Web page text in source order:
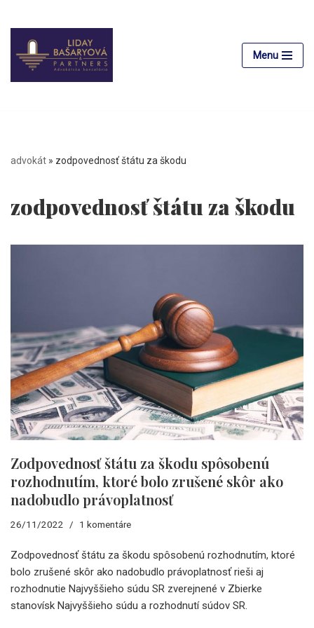
Preskočiť
na
obsah
Menu
advokát » zodpovednosť štátu za škodu
zodpovednosť štátu za škodu
Zodpovednosť štátu za škodu spôsobenú
rozhodnutím, ktoré bolo zrušené skôr ako
nadobudlo právoplatnosť
26/11/2022 1 komentáre
Zodpovednosť štátu za škodu spôsobenú rozhodnutím, ktoré
bolo zrušené skôr ako nadobudlo právoplatnosť rieši aj
rozhodnutie Najvyššieho súdu SR zverejnené v Zbierke
stanovísk Najvyššieho súdu a rozhodnutí súdov SR.